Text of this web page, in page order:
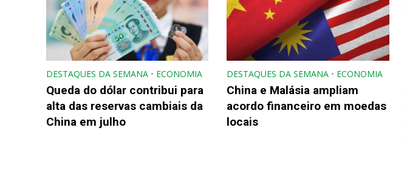
DESTAQUES DA SEMANA • ECONOMIA
Queda do dólar contribui para
alta das reservas cambiais da
China em julho
DESTAQUES DA SEMANA • ECONOMIA
China e Malásia ampliam
acordo financeiro em moedas
locais